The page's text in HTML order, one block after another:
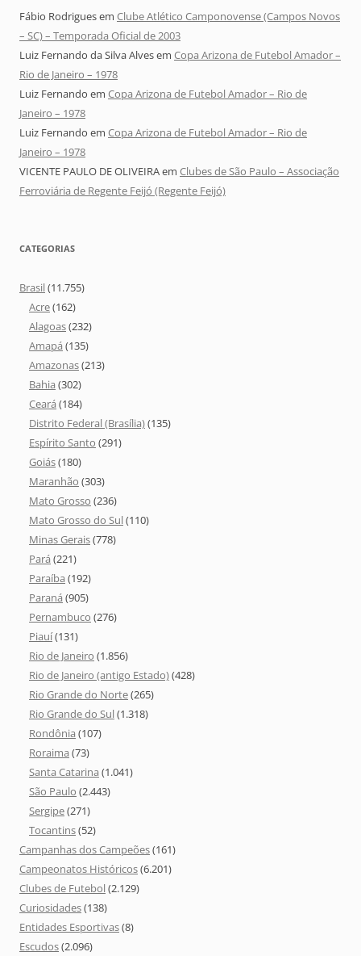
Fábio Rodriguesem Clube Atlético Camponovense (Campos Novos
– SC) – Temporada Oficial de 2003
Luiz Fernando da Silva Alvesem Copa Arizona de Futebol Amador –
Rio de Janeiro – 1978
Luiz Fernando em Copa Arizona de Futebol Amador – Rio de
Janeiro – 1978
Luiz Fernando em Copa Arizona de Futebol Amador – Rio de
Janeiro – 1978
VICENTE PAULO DE OLIVEIRAem Clubes de São Paulo – Associação
Ferroviária de Regente Feijó (Regente Feijó)
CATEGORIAS
Brasil(11.755)
Acre(162)
Alagoas(232)
Amapá (135)
Amazonas(213)
Bahia (302)
Ceará (184)
Distrito Federal (Brasília)(135)
Espírito Santo (291)
Goiás(180)
Maranhão (303)
Mato Grosso (236)
Mato Grosso do Sul(110)
Minas Gerais(778)
Pará (221)
Paraíba (192)
Paraná (905)
Pernambuco (276)
Piauí(131)
Rio de Janeiro (1.856)
Rio de Janeiro (antigo Estado)(428)
Rio Grande do Norte(265)
Rio Grande do Sul(1.318)
Rondônia (107)
Roraima (73)
Santa Catarina (1.041)
São Paulo (2.443)
Sergipe(271)
Tocantins(52)
Campanhas dos Campeões(161)
Campeonatos Históricos(6.201)
Clubes de Futebol(2.129)
Curiosidades(138)
Entidades Esportivas(8)
Escudos(2.096)